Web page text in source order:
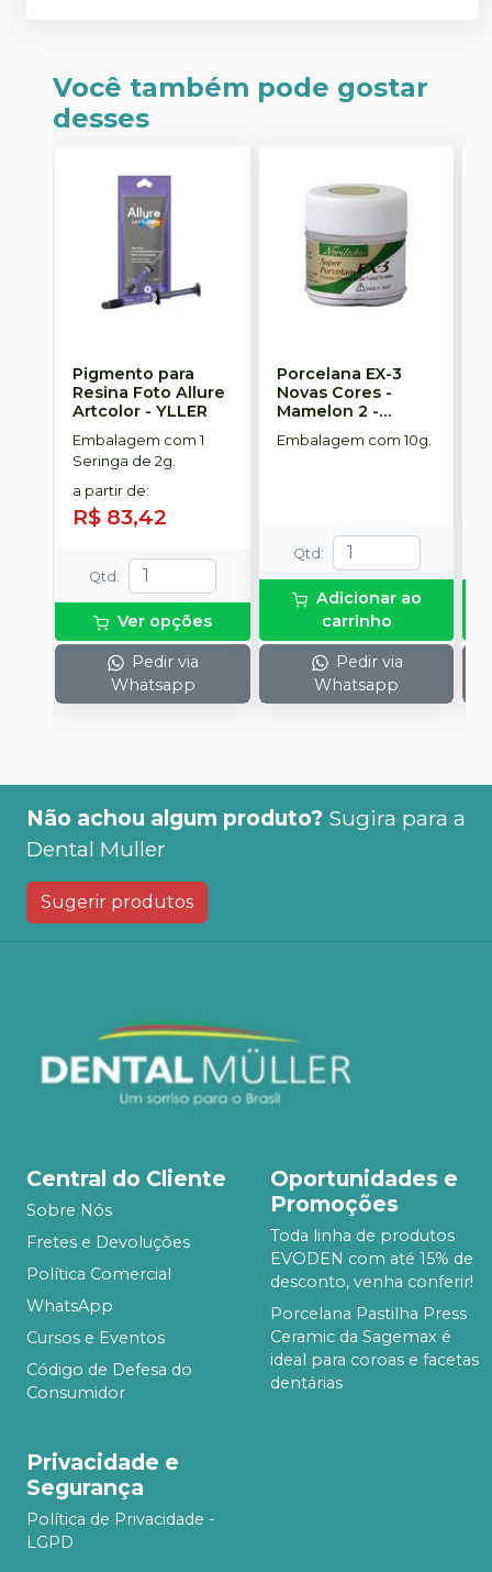
Você também pode gostar
desses
Pigmento para
Resina Foto Allure
Artcolor -YLLER
Embalagem com 1
Seringa de 2g.
a partir de:
R$ 83,42
Qtd :
Ver opções
Pedir via
Whatsapp
Porcelana EX-3
Novas Cores -
Mamelon 2 -
NORITAKE
Embalagem com 10g.
Qtd :
Adicionar ao
carrinho
Pedir via
Whatsapp
Não achou algum produto? Sugira para a
Dental Muller
Sugerir produtos
Central do Cliente
Sobre Nós
Fretes e Devoluções
Política Comercial
WhatsApp
Cursos e Eventos
Código de Defesa do
Consumidor
Oportunidades e
Promoções
Toda linha de produtos
EVODEN com até 15% de
desconto, venha conferir!
Porcelana Pastilha Press
Ceramic da Sagemax é
ideal para coroas e facetas
dentárias
Privacidade e
Segurança
Política de Privacidade -
LGPD